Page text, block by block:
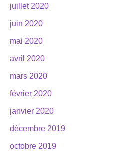
juillet 2020
juin 2020
mai 2020
avril 2020
mars 2020
février 2020
janvier 2020
décembre 2019
octobre 2019